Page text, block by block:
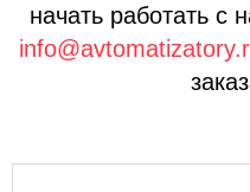
начать работать с